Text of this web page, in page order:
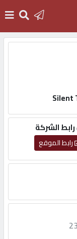
رابط الشركة
رابط الموقع